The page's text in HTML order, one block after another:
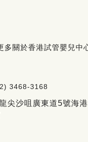
多關於香港試管嬰兒中
3468-3168
尖沙咀廣東道5號海